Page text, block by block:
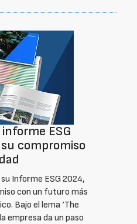
ESG
compromiso
Informe ESG 2024,
con un futuro más
Bajo el lema ‘The
empresa da un paso